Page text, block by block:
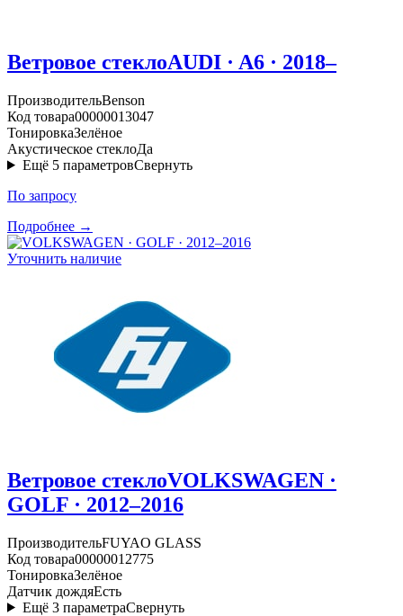
Ветровое стеклоAUDI · A6 · 2018–
ПроизводительBenson
Код товара00000013047
ТонировкаЗелёное
Акустическое стеклоДа
Ещё 5 параметровСвернуть
По запросу
Подробнее →
Уточнить наличие
Ветровое стеклоVOLKSWAGEN ·
GOLF · 2012–2016
ПроизводительFUYAO GLASS
Код товара00000012775
ТонировкаЗелёное
Датчик дождяЕсть
Ещё 3 параметраСвернуть